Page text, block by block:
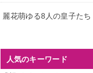
麗花萌ゆる8人の皇子たち
人気のキーワード